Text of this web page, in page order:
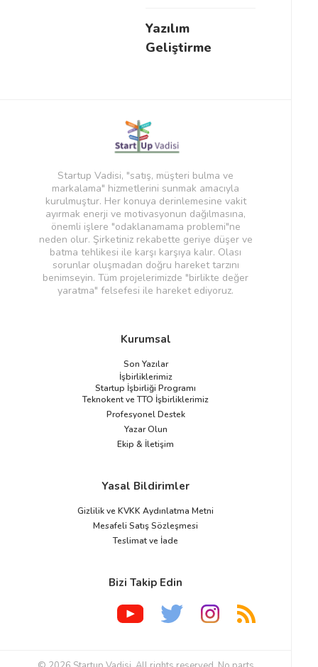
Yazılım
Geliştirme
Startup Vadisi, "satış, müşteri bulma ve
markalama" hizmetlerini sunmak amacıyla
kurulmuştur. Her konuya derinlemesine vakit
ayırmak enerji ve motivasyonun dağılmasına,
önemli işlere "odaklanamama problemi"ne
neden olur. Şirketiniz rekabette geriye düşer ve
batma tehlikesi ile karşı karşıya kalır. Olası
sorunlar oluşmadan doğru hareket tarzını
benimseyin. Tüm projelerimizde "birlikte değer
yaratma" felsefesi ile hareket ediyoruz.
Kurumsal
Son Yazılar
İşbirliklerimiz
Startup İşbirliği Programı
Teknokent ve TTO İşbirliklerimiz
Profesyonel Destek
Yazar Olun
Ekip & İletişim
Yasal Bildirimler
Gizlilik ve KVKK Aydınlatma Metni
Mesafeli Satış Sözleşmesi
Teslimat ve İade
Bizi Takip Edin